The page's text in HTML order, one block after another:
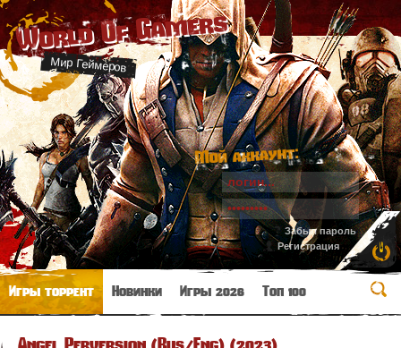
World Of Gamers
Мир Геймеров
Мой аккаунт:
Забыл пароль
Регистрация
Игры торрент Новинки Игры 2026 Топ 100